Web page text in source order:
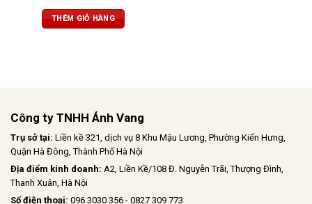
thoảng hạnh nhân, vani và thuốc lá
tinh tế. Vị vang tròn trịa, chát êm,
THÊM GIỎ HÀNG
Công ty TNHH Ánh Vang
Trụ sở tại: Liền kề 321, dịch vụ 8 Khu Mậu Lương, Phường Kiến Hưng,
Quận Hà Đông, Thành Phố Hà Nội
Địa điểm kinh doanh: A2, Liền Kề/108 Đ. Nguyễn Trãi, Thượng Đình,
Thanh Xuân, Hà Nội
Số điện thoại: 096 3030 356 - 0827 309 773